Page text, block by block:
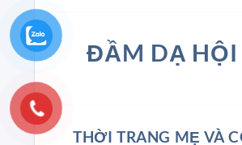
ĐẦM DẠ HỘI
THỜI TRANG MẸ VÀ